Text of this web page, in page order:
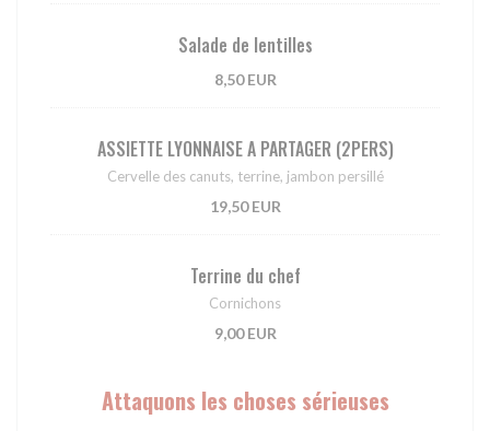
Salade de lentilles
8,50 EUR
ASSIETTE LYONNAISE A PARTAGER (2PERS)
Cervelle des canuts, terrine, jambon persillé
19,50 EUR
Terrine du chef
Cornichons
9,00 EUR
Attaquons les choses sérieuses